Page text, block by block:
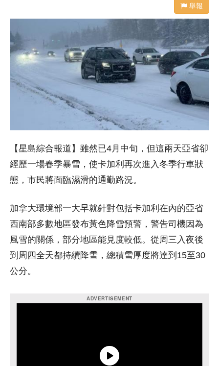
舉報
【星島綜合報道】雖然已4月中旬，但這兩天亞省卻
經歷一場春季暴雪，使卡加利再次進入冬季行車狀
態，市民將面臨濕滑的通勤路況。
加拿大環境部一大早就針對包括卡加利在內的亞省
西南部多數地區發布黃色降雪預警，警告司機因為
風雪的關係，部分地區能見度較低。從周三入夜後
到周四全天都持續降雪，總積雪厚度將達到15至30
公分。